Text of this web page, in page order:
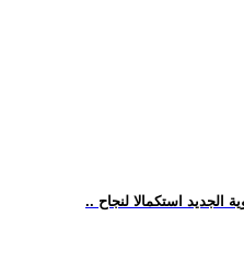
الجديد استكمالا لنجاح